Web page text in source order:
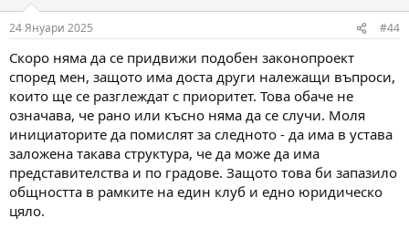
s
24 Януари 2025 #44
Скоро няма да се придвижи подобен законопроект
според мен, защото има доста други належащи въпроси,
които ще се разглеждат с приоритет. Това обаче не
означава, че рано или късно няма да се случи. Моля
инициаторите да помислят за следното - да има в устава
заложена такава структура, че да може да има
представителства и по градове. Защото това би запазило
общността в рамките на един клуб и едно юридическо
цяло.